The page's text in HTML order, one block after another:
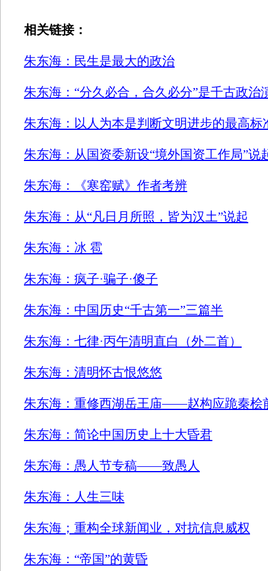
相关链接：
朱东海：民生是最大的政治
朱东海：“分久必合，合久必分”是千古政治
朱东海：以人为本是判断文明进步的最高标
朱东海：从国资委新设“境外国资工作局”说
朱东海：《寒窑赋》作者考辨
朱东海：从“凡日月所照，皆为汉土”说起
朱东海：冰 雹
朱东海：疯子·骗子·傻子
朱东海：中国历史“千古第一”三篇半
朱东海：七律·丙午清明直白（外二首）
朱东海：清明怀古恨悠悠
朱东海：重修西湖岳王庙——赵构应跪秦桧
朱东海：简论中国历史上十大昏君
朱东海：愚人节专稿——致愚人
朱东海：人生三味
朱东海；重构全球新闻业，对抗信息威权
朱东海：“帝国”的黄昏